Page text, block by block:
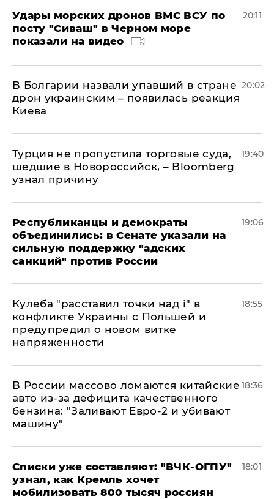
Удары морских дронов ВМС ВСУ по
посту "Сиваш" в Черном море
показали на видео
20:11
В Болгарии назвали упавший в стране
дрон украинским – появилась реакция
Киева
20:02
Турция не пропустила торговые суда,
шедшие в Новороссийск, – Bloomberg
узнал причину
19:40
Республиканцы и демократы
объединились: в Сенате указали на
сильную поддержку "адских
санкций" против России
19:06
Кулеба "расставил точки над і" в
конфликте Украины с Польшей и
предупредил о новом витке
напряженности
18:55
В России массово ломаются китайские
авто из-за дефицита качественного
бензина: "Заливают Евро-2 и убивают
машину"
18:36
Списки уже составляют: "ВЧК-ОГПУ"
узнал, как Кремль хочет
мобилизовать 800 тысяч россиян
18:01